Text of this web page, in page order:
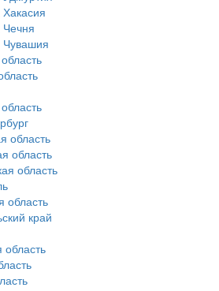
Хакасия
Чечня
Чувашия
область
область
область
область
край
область